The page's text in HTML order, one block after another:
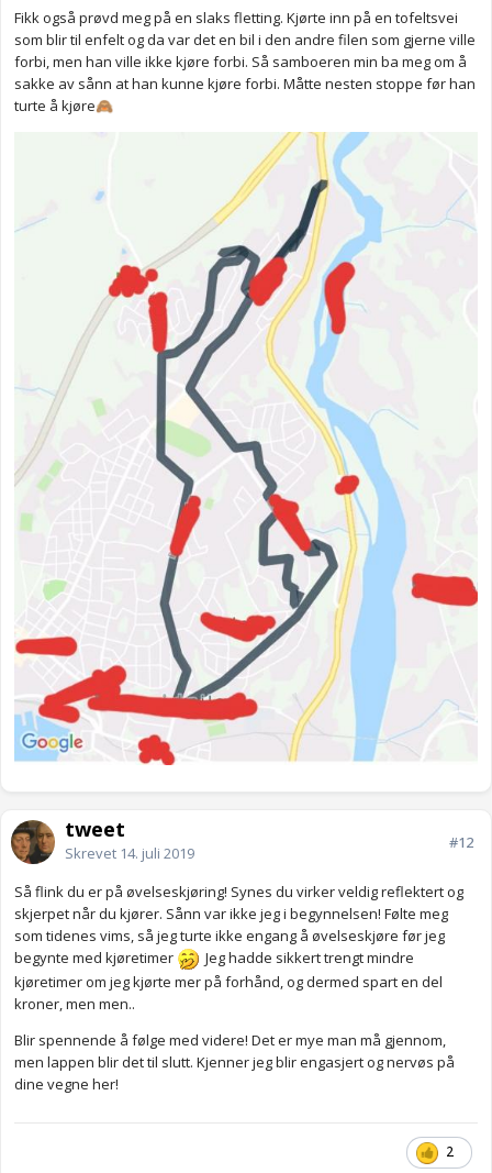
Fikk også prøvd meg på en slaks fletting. Kjørte inn på en tofeltsvei
som blir til enfelt og da var det en bil i den andre filen som gjerne ville
forbi, men han ville ikke kjøre forbi. Så samboeren min ba meg om å
sakke av sånn at han kunne kjøre forbi. Måtte nesten stoppe før han
turte å kjøre🙈
tweet
Skrevet 14. juli 2019
#12
Så flink du er på øvelseskjøring! Synes du virker veldig reflektert og
skjerpet når du kjører. Sånn var ikke jeg i begynnelsen! Følte meg
som tidenes vims, så jeg turte ikke engang å øvelseskjøre før jeg
begynte med kjøretimer
Jeg hadde sikkert trengt mindre
kjøretimer om jeg kjørte mer på forhånd, og dermed spart en del
kroner, men men..
Blir spennende å følge med videre! Det er mye man må gjennom,
men lappen blir det til slutt. Kjenner jeg blir engasjert og nervøs på
dine vegne her!
2